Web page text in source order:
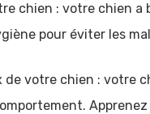
chien : votre chien
pour éviter les
votre chien : votre